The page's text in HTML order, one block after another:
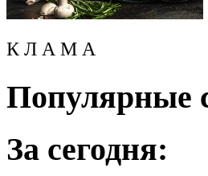
К Л А М А
Популярные
За сегодня: